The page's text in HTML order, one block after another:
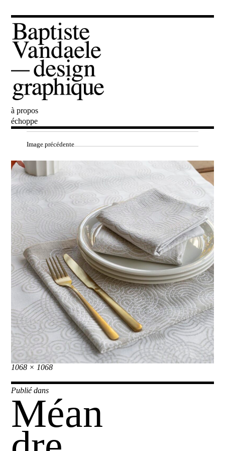
Baptiste Vandaele
à propos
échoppe
Image précédente
Taille
réelle
1068 × 1068
Navigation
de
l’article
Publié dans
Méan